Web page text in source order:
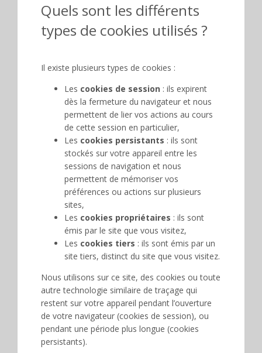
Quels sont les différents
types de cookies utilisés ?
Il existe plusieurs types de cookies :
Les cookies de session : ils expirent
dès la fermeture du navigateur et nous
permettent de lier vos actions au cours
de cette session en particulier,
Les cookies persistants : ils sont
stockés sur votre appareil entre les
sessions de navigation et nous
permettent de mémoriser vos
préférences ou actions sur plusieurs
sites,
Les cookies propriétaires : ils sont
émis par le site que vous visitez,
Les cookies tiers : ils sont émis par un
site tiers, distinct du site que vous visitez.
Nous utilisons sur ce site, des cookies ou toute
autre technologie similaire de traçage qui
restent sur votre appareil pendant l’ouverture
de votre navigateur (cookies de session), ou
pendant une période plus longue (cookies
persistants).